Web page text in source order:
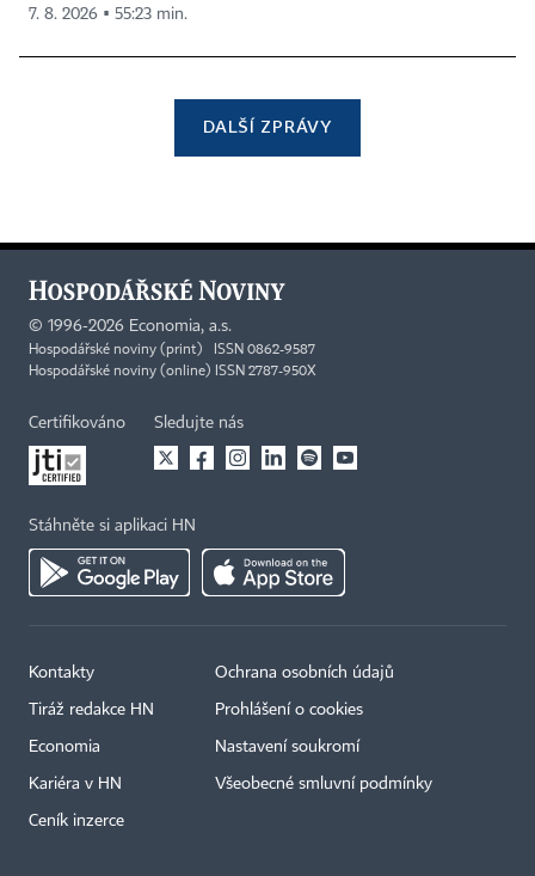
7. 8. 2026 ▪ 55:23 min.
DALŠÍ ZPRÁVY
© 1996-2026 Economia, a.s.
Hospodářské noviny (print) ISSN 0862-9587
Hospodářské noviny (online) ISSN 2787-950X
Certifikováno Sledujte nás
Stáhněte si aplikaci HN
Kontakty
Tiráž redakce HN
Economia
Kariéra v HN
Ceník inzerce
Ochrana osobních údajů
Prohlášení o cookies
Nastavení soukromí
Všeobecné smluvní podmínky